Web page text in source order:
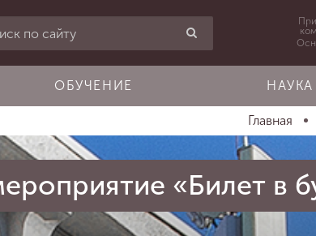
ОБУЧЕНИЕ НАУКА
Главная
«Билет в